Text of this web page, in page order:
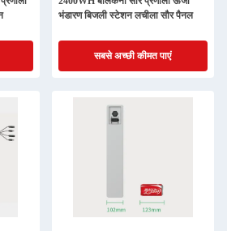
भंडारण बिजली स्टेशन लचीला सौर पैनल
सबसे अच्छी कीमत पाएं